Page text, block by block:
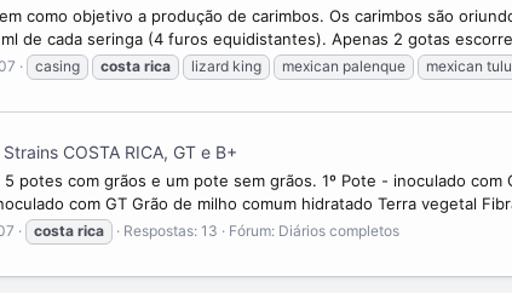
como objetivo a produção de carimbos. Os carimbos são
de cada seringa (4 furos equidistantes). Apenas 2 gotas
casing costa rica lizard king mexican palenque mexican
COSTA RICA, GT e B+
potes com grãos e um pote sem grãos. 1º Pote - inoculado
com GT Grão de milho comum hidratado Terra vegetal
costa rica Respostas: 13 Fórum: Diários completos